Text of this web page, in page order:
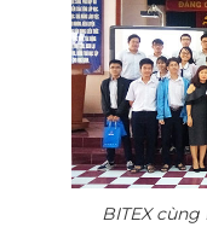
BITEX